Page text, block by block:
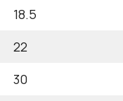
18.5
22
30